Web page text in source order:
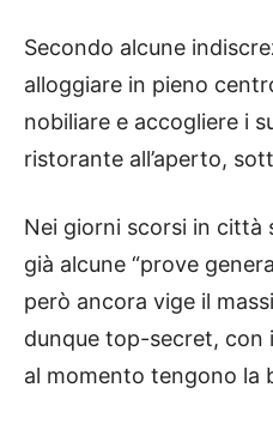
Secondo alcune
alloggiare in pieno
nobiliare e accogliere i
ristorante all’aperto,
Nei giorni scorsi in città
già alcune “prove
però ancora vige il
dunque top-secret, con
al momento tengono la